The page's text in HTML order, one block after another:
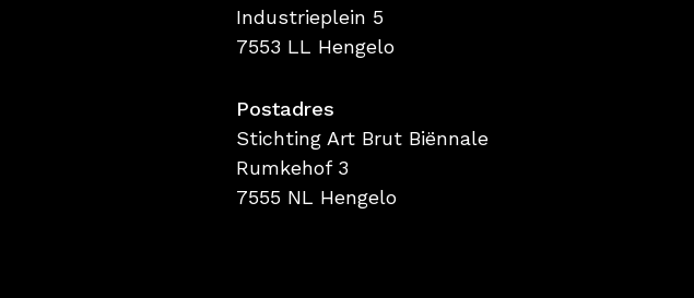
Industrieplein 5
7553 LL Hengelo
Postadres
Stichting Art Brut Biënnale
Rumkehof 3
7555 NL Hengelo